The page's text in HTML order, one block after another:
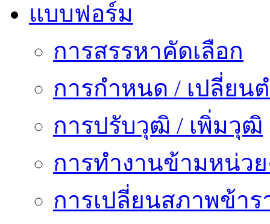
แบบฟอร์ม
การสรรหาคัดเลือก
การกำหนด / เปลี่ยน
การปรับวุฒิ / เพิ่มวุฒิ
การทำงานข้ามหน่ว
การเปลี่ยนสภาพข้า